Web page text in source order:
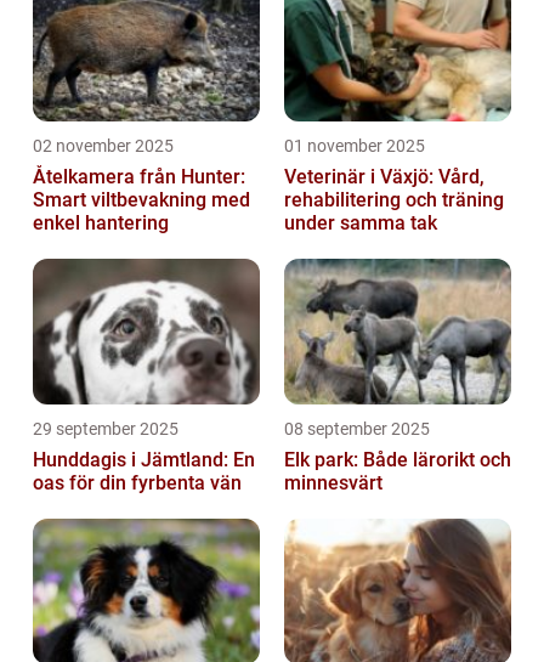
02 november 2025
Åtelkamera från Hunter:
Smart viltbevakning med
enkel hantering
01 november 2025
Veterinär i Växjö: Vård,
rehabilitering och träning
under samma tak
29 september 2025
Hunddagis i Jämtland: En
oas för din fyrbenta vän
08 september 2025
Elk park: Både lärorikt och
minnesvärt